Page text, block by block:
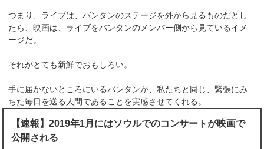
つまり、ライブは、バンタンのステージを外から見るものだとし
たら、映画は、ライブをバンタンのメンバー側から見ているイメ
ージだ。
それがとても新鮮でおもしろい。
手に届かないところにいるバンタンが、私たちと同じ、緊張にみ
ちた毎日を送る人間であることを実感させてくれる。
【速報】2019年1月にはソウルでのコンサートが映画で
公開される